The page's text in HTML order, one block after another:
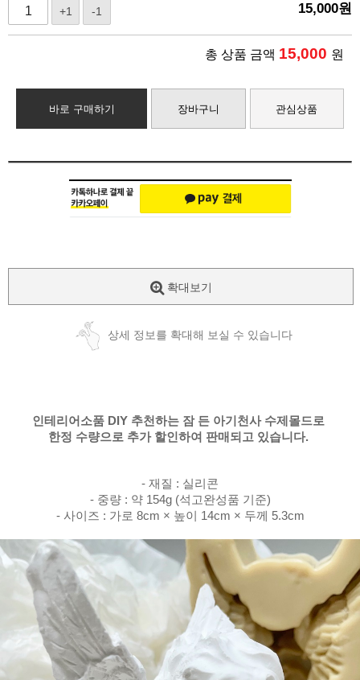
+1 -1 15,000원
총 상품 금액 15,000 원
바로 구매하기 장바구니 관심상품
확대보기
상세 정보를 확대해 보실 수 있습니다
인테리어소품 DIY 추천하는 잠 든 아기천사 수제몰드로
한정 수량으로 추가 할인하여 판매되고 있습니다.
- 재질 : 실리콘
- 중량 : 약 154g (석고완성품 기준)
- 사이즈 : 가로 8cm × 높이 14cm × 두께 5.3cm